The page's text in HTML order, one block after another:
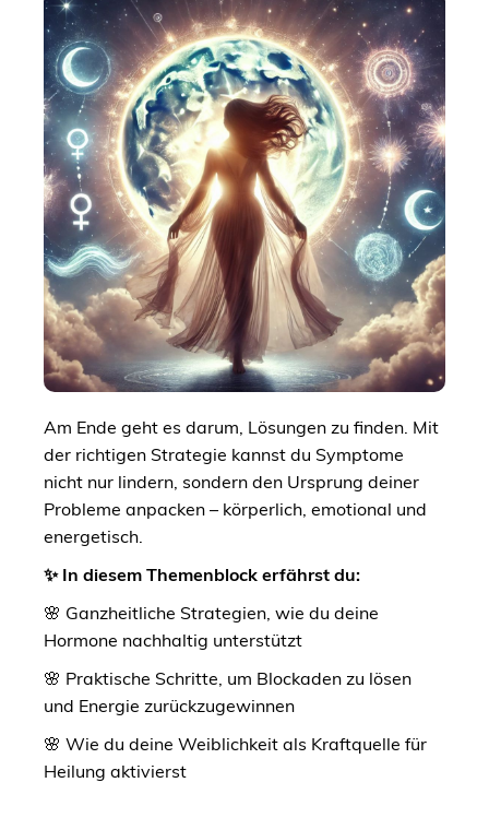
Am Ende geht es darum, Lösungen zu finden. Mit
der richtigen Strategie kannst du Symptome
nicht nur lindern, sondern den Ursprung deiner
Probleme anpacken – körperlich, emotional und
energetisch.
✨ In diesem Themenblock erfährst du:
🌸 Ganzheitliche Strategien, wie du deine
Hormone nachhaltig unterstützt
🌸 Praktische Schritte, um Blockaden zu lösen
und Energie zurückzugewinnen
🌸 Wie du deine Weiblichkeit als Kraftquelle für
Heilung aktivierst